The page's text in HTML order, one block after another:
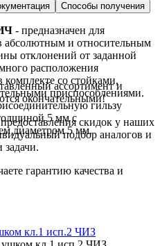
Способы получения
- предназначен для
абсолютным и относительным
отклонений от заданной
расположения
со стойками,
приспособлениями.
гильзу
5 мм с
диаметром 5 мм.
ассортимент и
окончательными!
скидок у наших
подбор аналогов и
задачи.
гарантию качества и
кл.1 исп.2 ЧИЗ